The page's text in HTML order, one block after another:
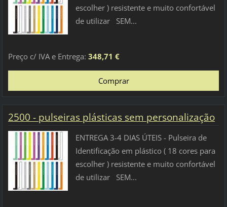
escolher ) resistente e muito confortável
de utilizar SEM...
Preço c/ IVA e Entrega: 348,71 €
2500 - pulseiras plásticas sem personalização
ENTREGA 3-4 DIAS ÚTEIS - Pulseira de
Identificação em plástico ( 18 cores para
escolher ) resistente e muito confortável
de utilizar SEM...